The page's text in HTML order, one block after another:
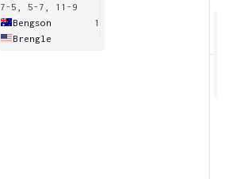
7-5, 5-7, 11-9
Bengson
1
Brengle